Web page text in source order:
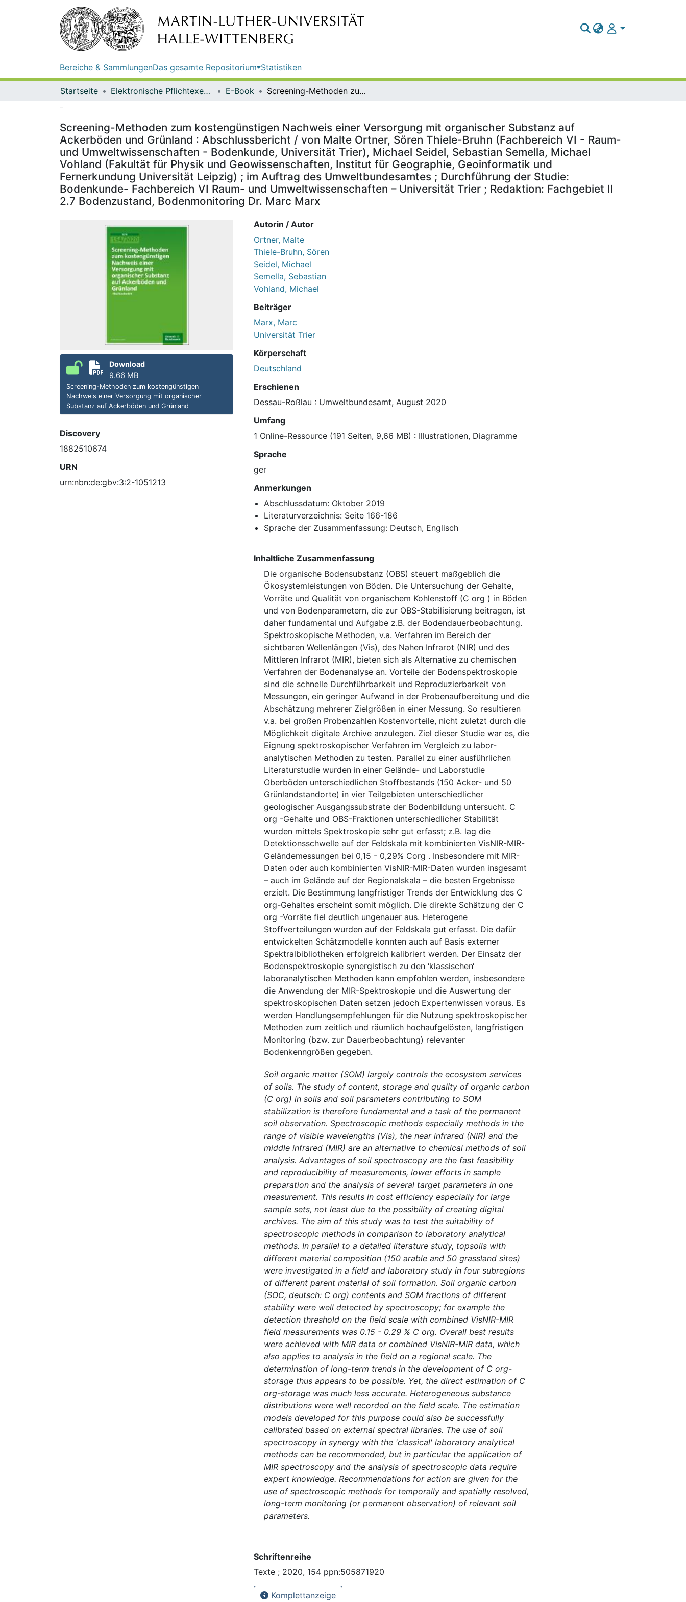
Bereiche & SammlungenDas gesamte Repositorium Statistiken
Startseite Elektronische Pflichtexemplare E-Book Screening-Methoden zum kostengünstigen Nachweis einer Versorgung mit organischer Substanz auf Ackerböden und Grünland : Abschlussbericht / von Malte Ortner, Sören Thiele-Bruhn (Fachbereich VI - Raum- und Umweltwissenschaften - Bodenkunde, Universität Trier), Michael Seidel, Sebastian Semella, Michael Vohland (Fakultät für Physik und Geowissenschaften, Institut für Geographie, Geoinformatik und Fernerkundung Universität Leipzig) ; im Auftrag des Umweltbundesamtes ; Durchführung der Studie: Bodenkunde- Fachbereich VI Raum- und Umweltwissenschaften – Universität Trier ; Redaktion: Fachgebiet II 2.7 Bodenzustand, Bodenmonitoring Dr. Marc Marx
Screening-Methoden zum kostengünstigen Nachweis einer Versorgung mit organischer Substanz auf
Ackerböden und Grünland : Abschlussbericht / von Malte Ortner, Sören Thiele-Bruhn (Fachbereich VI - Raum-
und Umweltwissenschaften - Bodenkunde, Universität Trier), Michael Seidel, Sebastian Semella, Michael
Vohland (Fakultät für Physik und Geowissenschaften, Institut für Geographie, Geoinformatik und
Fernerkundung Universität Leipzig) ; im Auftrag des Umweltbundesamtes ; Durchführung der Studie:
Bodenkunde- Fachbereich VI Raum- und Umweltwissenschaften – Universität Trier ; Redaktion: Fachgebiet II
2.7 Bodenzustand, Bodenmonitoring Dr. Marc Marx
Download
9.66 MB
Screening-Methoden zum kostengünstigen
Nachweis einer Versorgung mit organischer
Substanz auf Ackerböden und Grünland
Discovery
1882510674
URN
urn:nbn:de:gbv:3:2-1051213
Autorin / Autor
Ortner, Malte
Thiele-Bruhn, Sören
Seidel, Michael
Semella, Sebastian
Vohland, Michael
Beiträger
Marx, Marc
Universität Trier
Körperschaft
Deutschland
Erschienen
Dessau-Roßlau : Umweltbundesamt, August 2020
Umfang
1 Online-Ressource (191 Seiten, 9,66 MB) : Illustrationen, Diagramme
Sprache
ger
Anmerkungen
Abschlussdatum: Oktober 2019
Literaturverzeichnis: Seite 166-186
Sprache der Zusammenfassung: Deutsch, Englisch
Inhaltliche Zusammenfassung
Die organische Bodensubstanz (OBS) steuert maßgeblich die
Ökosystemleistungen von Böden. Die Untersuchung der Gehalte,
Vorräte und Qualität von organischem Kohlenstoff (C org ) in Böden
und von Bodenparametern, die zur OBS-Stabilisierung beitragen, ist
daher fundamental und Aufgabe z.B. der Bodendauerbeobachtung.
Spektroskopische Methoden, v.a. Verfahren im Bereich der
sichtbaren Wellenlängen (Vis), des Nahen Infrarot (NIR) und des
Mittleren Infrarot (MIR), bieten sich als Alternative zu chemischen
Verfahren der Bodenanalyse an. Vorteile der Bodenspektroskopie
sind die schnelle Durchführbarkeit und Reproduzierbarkeit von
Messungen, ein geringer Aufwand in der Probenaufbereitung und die
Abschätzung mehrerer Zielgrößen in einer Messung. So resultieren
v.a. bei großen Probenzahlen Kostenvorteile, nicht zuletzt durch die
Möglichkeit digitale Archive anzulegen. Ziel dieser Studie war es, die
Eignung spektroskopischer Verfahren im Vergleich zu labor-
analytischen Methoden zu testen. Parallel zu einer ausführlichen
Literaturstudie wurden in einer Gelände- und Laborstudie
Oberböden unterschiedlichen Stoffbestands (150 Acker- und 50
Grünlandstandorte) in vier Teilgebieten unterschiedlicher
geologischer Ausgangssubstrate der Bodenbildung untersucht. C
org -Gehalte und OBS-Fraktionen unterschiedlicher Stabilität
wurden mittels Spektroskopie sehr gut erfasst; z.B. lag die
Detektionsschwelle auf der Feldskala mit kombinierten VisNIR-MIR-
Geländemessungen bei 0,15 - 0,29% Corg . Insbesondere mit MIR-
Daten oder auch kombinierten VisNIR-MIR-Daten wurden insgesamt
– auch im Gelände auf der Regionalskala – die besten Ergebnisse
erzielt. Die Bestimmung langfristiger Trends der Entwicklung des C
org-Gehaltes erscheint somit möglich. Die direkte Schätzung der C
org -Vorräte fiel deutlich ungenauer aus. Heterogene
Stoffverteilungen wurden auf der Feldskala gut erfasst. Die dafür
entwickelten Schätzmodelle konnten auch auf Basis externer
Spektralbibliotheken erfolgreich kalibriert werden. Der Einsatz der
Bodenspektroskopie synergistisch zu den ‘klassischen‘
laboranalytischen Methoden kann empfohlen werden, insbesondere
die Anwendung der MIR-Spektroskopie und die Auswertung der
spektroskopischen Daten setzen jedoch Expertenwissen voraus. Es
werden Handlungsempfehlungen für die Nutzung spektroskopischer
Methoden zum zeitlich und räumlich hochaufgelösten, langfristigen
Monitoring (bzw. zur Dauerbeobachtung) relevanter
Bodenkenngrößen gegeben.
Soil organic matter (SOM) largely controls the ecosystem services
of soils. The study of content, storage and quality of organic carbon
(C org) in soils and soil parameters contributing to SOM
stabilization is therefore fundamental and a task of the permanent
soil observation. Spectroscopic methods especially methods in the
range of visible wavelengths (Vis), the near infrared (NIR) and the
middle infrared (MIR) are an alternative to chemical methods of soil
analysis. Advantages of soil spectroscopy are the fast feasibility
and reproducibility of measurements, lower efforts in sample
preparation and the analysis of several target parameters in one
measurement. This results in cost efficiency especially for large
sample sets, not least due to the possibility of creating digital
archives. The aim of this study was to test the suitability of
spectroscopic methods in comparison to laboratory analytical
methods. In parallel to a detailed literature study, topsoils with
different material composition (150 arable and 50 grassland sites)
were investigated in a field and laboratory study in four subregions
of different parent material of soil formation. Soil organic carbon
(SOC, deutsch: C org) contents and SOM fractions of different
stability were well detected by spectroscopy; for example the
detection threshold on the field scale with combined VisNIR-MIR
field measurements was 0.15 - 0.29 % C org. Overall best results
were achieved with MIR data or combined VisNIR-MIR data, which
also applies to analysis in the field on a regional scale. The
determination of long-term trends in the development of C org-
storage thus appears to be possible. Yet, the direct estimation of C
org-storage was much less accurate. Heterogeneous substance
distributions were well recorded on the field scale. The estimation
models developed for this purpose could also be successfully
calibrated based on external spectral libraries. The use of soil
spectroscopy in synergy with the 'classical' laboratory analytical
methods can be recommended, but in particular the application of
MIR spectroscopy and the analysis of spectroscopic data require
expert knowledge. Recommendations for action are given for the
use of spectroscopic methods for temporally and spatially resolved,
long-term monitoring (or permanent observation) of relevant soil
parameters.
Schriftenreihe
Texte ; 2020, 154 ppn:505871920
Komplettanzeige